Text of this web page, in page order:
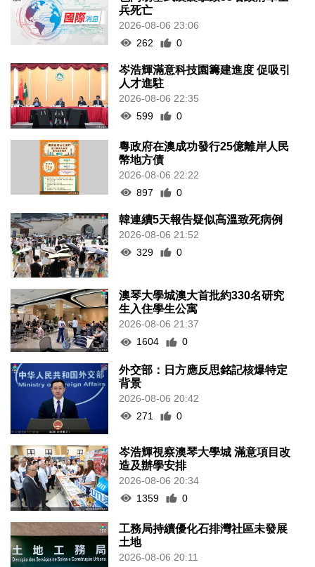
兵死亡
2026-08-06 23:06
262
0
岑浩輝滿意科技園籌建進度 促吸引
人才進駐
2026-08-06 22:35
599
0
粵政府在澳成功發行25億離岸人民
幣地方債
2026-08-06 22:22
897
0
韓連續5天報告疑似高溫致死病例
2026-08-06 21:52
329
0
澳琴大學城澳大首批約330名研究
生入住學生公寓
2026-08-06 21:37
1604
0
外交部：日方應反思銘記核爆特定
背景
2026-08-06 20:42
271
0
岑浩輝視察澳琴大學城 滿意項目改
造及辦學安排
2026-08-06 20:34
1359
0
工務局持續優化石排灣社區未發展
土地
2026-08-06 20:11